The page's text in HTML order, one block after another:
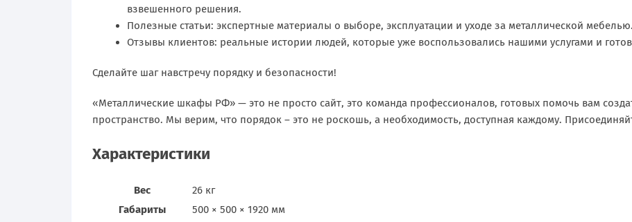
взвешенного решения.
Полезные статьи: экспертные материалы о выборе, эксплуатации и уходе за металлической мебелью.
Отзывы клиентов: реальные истории людей, которые уже воспользовались нашими услугами и
Сделайте шаг навстречу порядку и безопасности!
«Металлические шкафы РФ» — это не просто сайт, это команда профессионалов, готовых помочь вам
пространство. Мы верим, что порядок – это не роскошь, а необходимость, доступная каждому.
Характеристики
Вес
26 кг
Габариты
500 × 500 × 1920 мм